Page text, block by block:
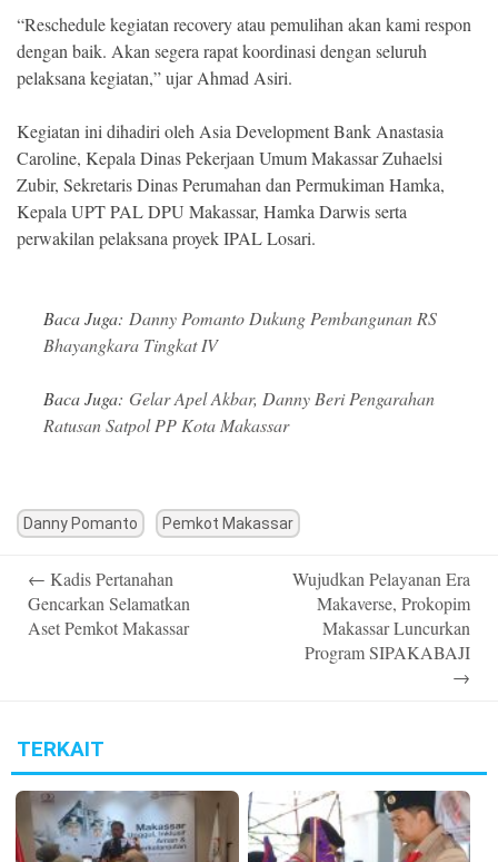
“Reschedule kegiatan recovery atau pemulihan akan kami respon
dengan baik. Akan segera rapat koordinasi dengan seluruh
pelaksana kegiatan,” ujar Ahmad Asiri.
Kegiatan ini dihadiri oleh Asia Development Bank Anastasia
Caroline, Kepala Dinas Pekerjaan Umum Makassar Zuhaelsi
Zubir, Sekretaris Dinas Perumahan dan Permukiman Hamka,
Kepala UPT PAL DPU Makassar, Hamka Darwis serta
perwakilan pelaksana proyek IPAL Losari.
Baca Juga: Danny Pomanto Dukung Pembangunan RS
Bhayangkara Tingkat IV
Baca Juga: Gelar Apel Akbar, Danny Beri Pengarahan
Ratusan Satpol PP Kota Makassar
Danny Pomanto Pemkot Makassar
navigation
← Kadis Pertanahan
Gencarkan Selamatkan
Aset Pemkot Makassar
Wujudkan Pelayanan Era
Makaverse, Prokopim
Makassar Luncurkan
Program SIPAKABAJI
→
TERKAIT